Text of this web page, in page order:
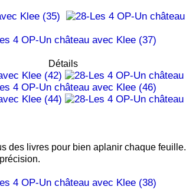
Détails
des livres pour bien aplanir chaque feuille.